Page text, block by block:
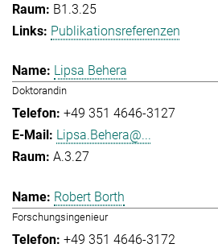
B1.3.25
Publikationsreferenzen
Lipsa Behera
Doktorandin
+49 351 4646-3127
Lipsa.Behera@...
A.3.27
Robert Borth
Forschungsingenieur
+49 351 4646-3172